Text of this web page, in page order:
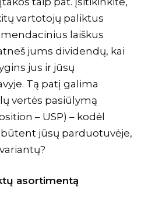
vartotojų paliktus
laiškus
jums dividendų, kai
jus ir jūsų
Tą patį galima
vertės pasiūlymą
– USP) – kodėl
jūsų parduotuvėje,
asortimentą